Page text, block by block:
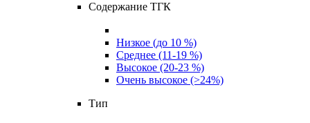
Содержание ТГК
Низкое (до 10 %)
Среднее (11-19 %)
Высокое (20-23 %)
Очень высокое (>24%)
Тип